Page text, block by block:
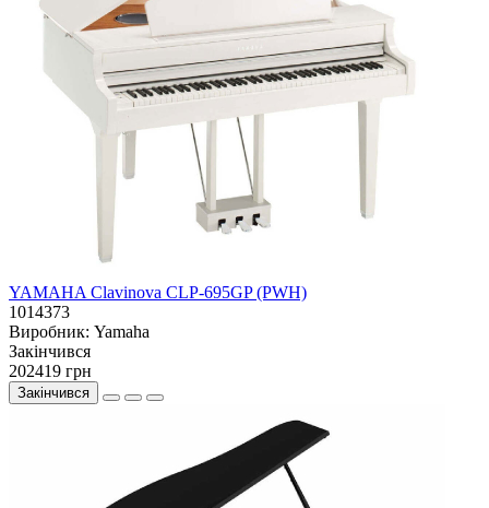
YAMAHA Clavinova CLP-695GP (PWH)
1014373
Виробник: Yamaha
Закiнчився
202419 грн
Закінчився